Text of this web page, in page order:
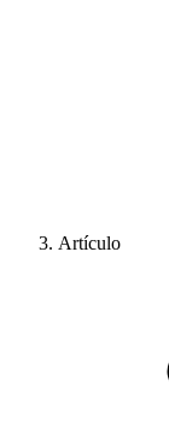
Artículo